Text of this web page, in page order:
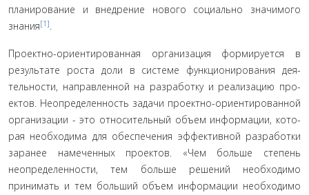
планирование и внедрение нового социально значимого
знания[1].
Проектно-ориентированная организация формируется в
результате роста доли в системе функционирования дея­
тельности, направленной на разработку и реализацию про­
ектов. Неопределенность задачи проектно-ориентированной
организации - это относительный объем информации, кото­
рая необходима для обеспечения эффективной разработки
заранее намеченных проектов. «Чем больше степень
неопре­деленности, тем больше решений необходимо
принимать и тем больший объем информации необходимо